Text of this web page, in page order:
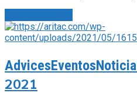
AdvicesEventosNoticia
2021